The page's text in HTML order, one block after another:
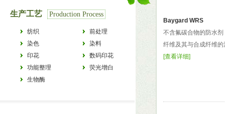
Baygard WRS
不含氟碳合物的防水
纤维及其与合成纤维的
[查看详细]
生产工艺 Production Process
纺织
前处理
染色
染料
印花
数码印花
功能整理
荧光增白
生物酶